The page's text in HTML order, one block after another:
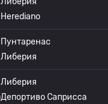
Herediano
Пунтаренас
Либерия
Либерия
Депортиво Саприсса